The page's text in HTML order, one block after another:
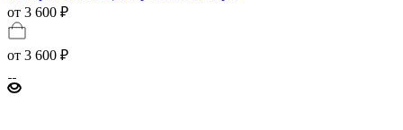
от 3 600 ₽
от 3 600 ₽